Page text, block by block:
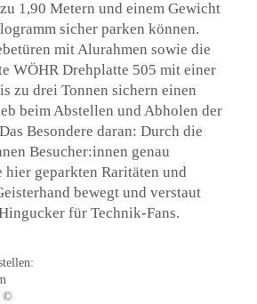
1,90 Metern und einem Gewicht
sicher parken können.
mit Alurahmen sowie die
WÖHR Drehplatte 505 mit einer
zu drei Tonnen sichern einen
beim Abstellen und Abholen der
Besondere daran: Durch die
Besucher:innen genau
hier geparkten Raritäten und
bewegt und verstaut
für Technik-Fans.
©